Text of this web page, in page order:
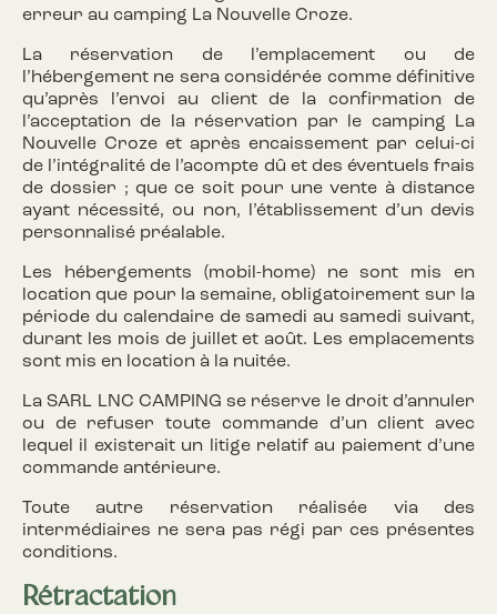
erreur au camping La Nouvelle Croze.
La réservation de l’emplacement ou de
l’hébergement ne sera considérée comme définitive
qu’après l’envoi au client de la confirmation de
l’acceptation de la réservation par le camping La
Nouvelle Croze et après encaissement par celui-ci
de l’intégralité de l’acompte dû et des éventuels frais
de dossier ; que ce soit pour une vente à distance
ayant nécessité, ou non, l’établissement d’un devis
personnalisé préalable.
Les hébergements (mobil-home) ne sont mis en
location que pour la semaine, obligatoirement sur la
période du calendaire de samedi au samedi suivant,
durant les mois de juillet et août. Les emplacements
sont mis en location à la nuitée.
La SARL LNC CAMPING se réserve le droit d’annuler
ou de refuser toute commande d’un client avec
lequel il existerait un litige relatif au paiement d’une
commande antérieure.
Toute autre réservation réalisée via des
intermédiaires ne sera pas régi par ces présentes
conditions.
Rétractation